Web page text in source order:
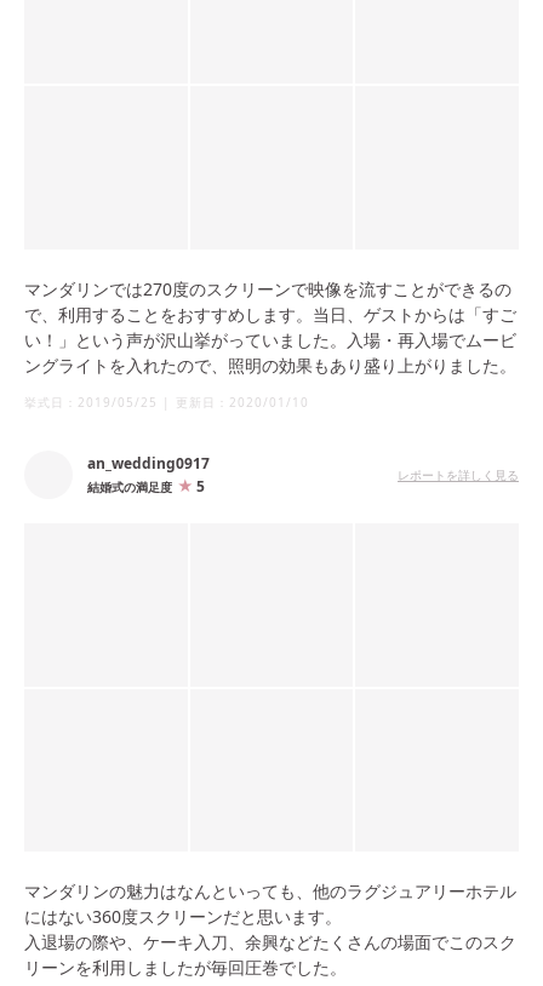
マンダリンでは270度のスクリーンで映像を流すことができるの
で、利用することをおすすめします。当日、ゲストからは「すご
い！」という声が沢山挙がっていました。入場・再入場でムービ
ングライトを入れたので、照明の効果もあり盛り上がりました。
挙式日： 2019/05/25 | 更新日： 2020/01/10
an_wedding0917
結婚式の満足度 5
レポートを詳しく見る
マンダリンの魅力はなんといっても、他のラグジュアリーホテル
にはない360度スクリーンだと思います。
入退場の際や、ケーキ入刀、余興などたくさんの場面でこのスク
リーンを利用しましたが毎回圧巻でした。